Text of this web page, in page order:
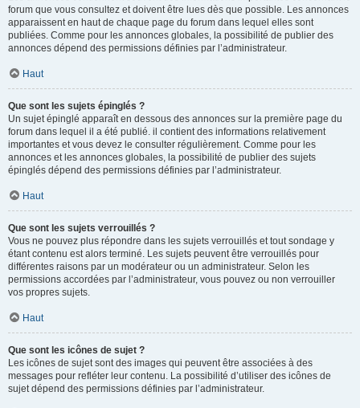
forum que vous consultez et doivent être lues dès que possible. Les annonces
apparaissent en haut de chaque page du forum dans lequel elles sont
publiées. Comme pour les annonces globales, la possibilité de publier des
annonces dépend des permissions définies par l’administrateur.
Haut
Que sont les sujets épinglés ?
Un sujet épinglé apparaît en dessous des annonces sur la première page du
forum dans lequel il a été publié. il contient des informations relativement
importantes et vous devez le consulter régulièrement. Comme pour les
annonces et les annonces globales, la possibilité de publier des sujets
épinglés dépend des permissions définies par l’administrateur.
Haut
Que sont les sujets verrouillés ?
Vous ne pouvez plus répondre dans les sujets verrouillés et tout sondage y
étant contenu est alors terminé. Les sujets peuvent être verrouillés pour
différentes raisons par un modérateur ou un administrateur. Selon les
permissions accordées par l’administrateur, vous pouvez ou non verrouiller
vos propres sujets.
Haut
Que sont les icônes de sujet ?
Les icônes de sujet sont des images qui peuvent être associées à des
messages pour refléter leur contenu. La possibilité d’utiliser des icônes de
sujet dépend des permissions définies par l’administrateur.